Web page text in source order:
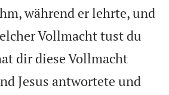
während er lehrte, und
Vollmacht tust du
dir diese Vollmacht
Jesus antwortete und